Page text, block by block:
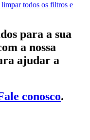
todos os filtros e
para a sua
a nossa
ajudar a
conosco.